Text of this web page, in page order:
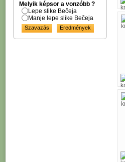
Melyik képsor a vonzóbb ?
Lepe slike Bečeja
Manje lepe slike Bečeja